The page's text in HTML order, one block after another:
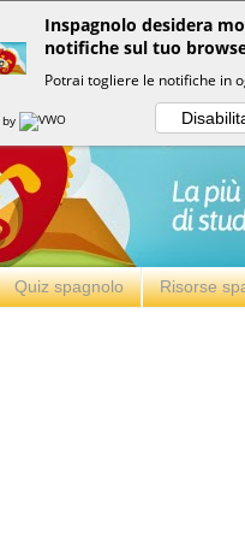
Quiz spagnolo Risorse
and to analyze
security metrics to
Inspagnolo desidera
notifiche sul tuo
Potrai togliere le notifiche in